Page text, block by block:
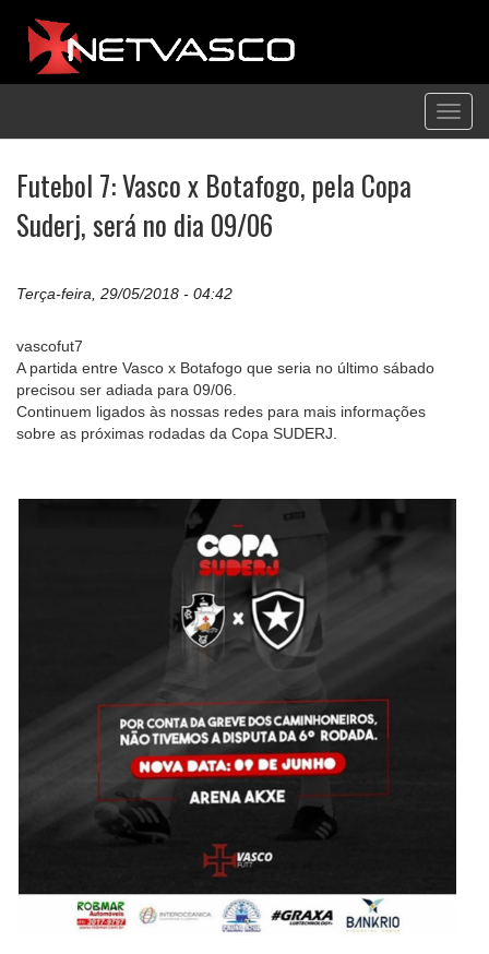
Futebol 7: Vasco x Botafogo, pela Copa
Suderj, será no dia 09/06
Terça-feira, 29/05/2018 - 04:42
vascofut7
A partida entre Vasco x Botafogo que seria no último sábado
precisou ser adiada para 09/06.
Continuem ligados às nossas redes para mais informações
sobre as próximas rodadas da Copa SUDERJ.